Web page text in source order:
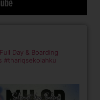
Day & Boarding
#thariqsekolahku